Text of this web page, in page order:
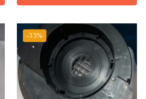
-33%